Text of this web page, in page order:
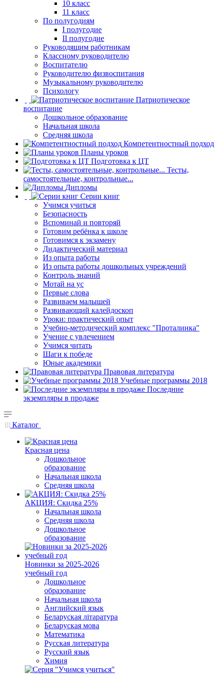
10 класс
11 класс
По полугодиям
I полугодие
II полугодие
Руководящим работникам
Классному руководителю
Воспитателю
Руководителю физвоспитания
Музыкальному руководителю
Психологу
Патриотическое
воспитание
Дошкольное образование
Начальная школа
Средняя школа
Компетентностный подход
Планы уроков
Подготовка к ЦТ
Тесты,
самостоятельные, контрольные...
Дипломы
Серии книг
Учимся учиться
Безопасность
Вспоминай и повторяй
Готовим ребёнка к школе
Готовимся к экзамену
Дидактический материал
Из опыта работы
Из опыта работы дошкольных учреждений
Контроль знаний
Мотай на ус
Первые слова
Развиваем малышей
Развивающий калейдоскоп
Уроки: практический опыт
Учебно-методический комплекс "Проталинка"
Учение с увлечением
Учимся читать
Шаги к победе
Юные академики
Правовая литература
Учебные программы 2018
Последние
экземпляры в продаже
Каталог
Красная цена
Дошкольное
образование
Начальная школа
Средняя школа
АКЦИЯ: Скидка 25%
Начальная школа
Средняя школа
Дошкольное
образование
Новинки за 2025-2026
учебный год
Дошкольное
образование
Начальная школа
Английский язык
Беларуская літаратура
Беларуская мова
Математика
Русская литература
Русский язык
Химия